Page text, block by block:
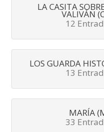
LA CASITA
VALIVÁN
12
LOS GUARDA
13
MARÍA
33